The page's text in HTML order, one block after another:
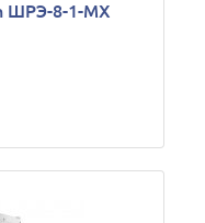
ШРЭ-8-1-МХ